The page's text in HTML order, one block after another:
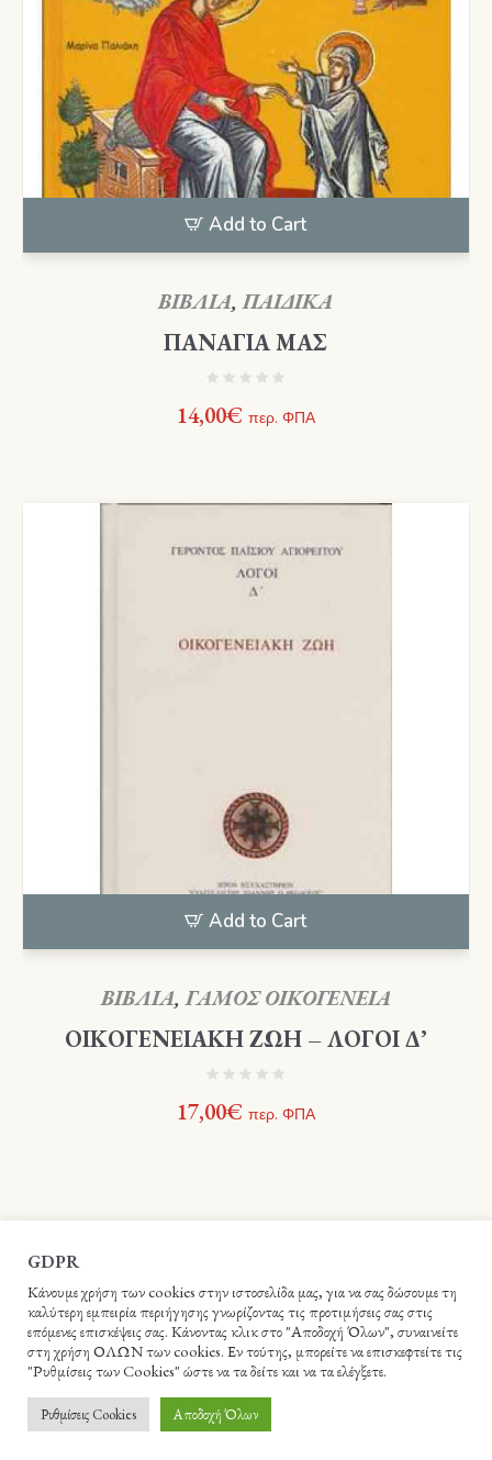
Add to Cart
ΒΙΒΛΙΑ,ΠΑΙΔΙΚΑ
ΠΑΝΑΓΙΑ ΜΑΣ
14,00€ περ. ΦΠΑ
Add to Cart
ΒΙΒΛΙΑ,ΓΑΜΟΣ ΟΙΚΟΓΕΝΕΙΑ
ΟΙΚΟΓΕΝΕΙΑΚΗ ΖΩΗ – ΛΟΓΟΙ Δ’
17,00€ περ. ΦΠΑ
Βιβλιοπωλείο Ιεράς Αρχιεπισκοπής Κρήτης - Webme.gr © 2021 /
All Rights Reserved
GDPR
Κάνουμε χρήση των cookies στην ιστοσελίδα μας, για να σας δώσουμε τη
καλύτερη εμπειρία περιήγησης γνωρίζοντας τις προτιμήσεις σας στις
επόμενες επισκέψεις σας. Κάνοντας κλικ στο "Αποδοχή Όλων", συναινείτε
στη χρήση ΟΛΩΝ των cookies. Εν τούτης, μπορείτε να επισκεφτείτε τις
"Ρυθμίσεις των Cookies" ώστε να τα δείτε και να τα ελέγξετε.
Ρυθμίσεις Cookies Αποδοχή Όλων